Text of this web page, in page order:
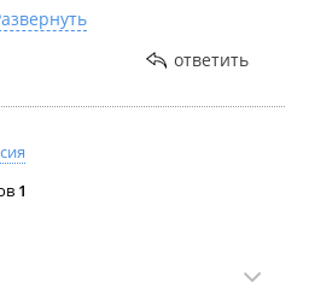
и девчонки с соседних
На тренировках
отработка ударов и
в позе Зандзен или
За все время
травмы, если кто то
останавливал бой и
перед боем
ответить
1